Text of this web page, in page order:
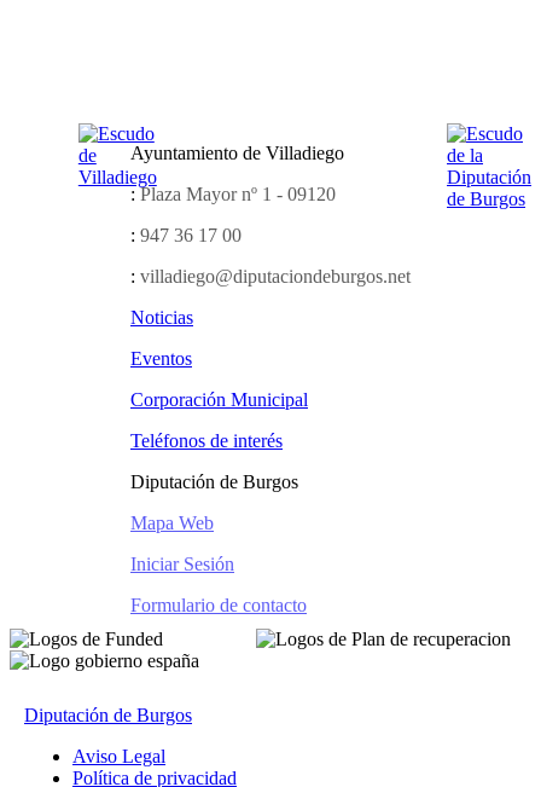
Ayuntamiento de Villadiego
: Plaza Mayor nº 1 - 09120
: 947 36 17 00
: villadiego@diputaciondeburgos.net
Noticias
Eventos
Corporación Municipal
Teléfonos de interés
Diputación de Burgos
Mapa Web
Iniciar Sesión
Formulario de contacto
Diputación de Burgos
Aviso Legal
Política de privacidad